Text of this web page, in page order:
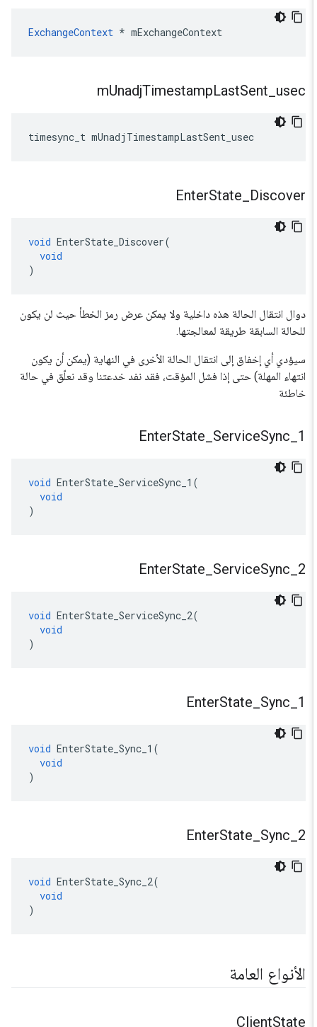
ExchangeContext mExchangeContext
mUnadjTimestampLastSent _usec
timesync_t mUnadjTimestampLastSent_usec
EnterState _Discover
void EnterState_Discover
void
دوال انتقال الحالة هذه داخلية ولا يمكن عرض رمز الخطأ حيث لن يكون
للحالة السابقة طريقة لمعالجتها.
سيؤدي أي إخفاق إلى انتقال الحالة الأخرى في النهاية (يمكن أن يكون
انتهاء المهلة) حتى إذا فشل المؤقت، فقد نفد خدعتنا وقد نعلّق في حالة
خاطئة
EnterState _ServiceSync _
void EnterState_ServiceSync_1
void
EnterState _ServiceSync _2
void EnterState_ServiceSync_2
void
EnterState _Sync _
void EnterState_Sync_1
void
EnterState _Sync _2
void EnterState_Sync_2
void
الأنواع العامة
ClientState